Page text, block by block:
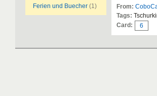
Ferien und Buecher (1)
From:
Tags:
Card:
6